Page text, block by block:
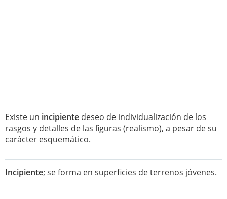
Existe un incipiente deseo de individualización de los
rasgos y detalles de las ﬁguras (realismo), a pesar de su
carácter esquemático.
Incipiente; se forma en superficies de terrenos jóvenes.